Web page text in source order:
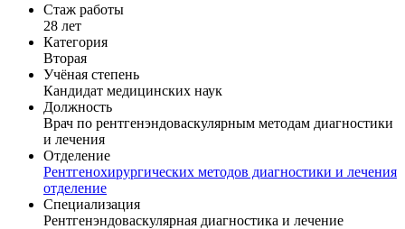
Стаж работы
28 лет
Категория
Вторая
Учёная степень
Кандидат медицинских наук
Должность
Врач по рентгенэндоваскулярным методам диагностики
и лечения
Отделение
Рентгенохирургических методов диагностики и лечения
отделение
Специализация
Рентгенэндоваскулярная диагностика и лечение